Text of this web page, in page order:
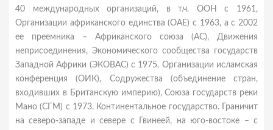
40 международных организаций, в т.ч. ООН с 1961,
Организации африканского единства (ОАЕ) с 1963, а с 2002
ее преемника – Африканского союза (АС), Движения
неприсоединения, Экономического сообщества государств
Западной Африки (ЭКОВАС) c 1975, Организации исламская
конференция (ОИК), Содружества (объединение стран,
входивших в Британскую империю), Союза государств реки
Мано (СГМ) с 1973. Континентальное государство. Граничит
на северо-западе и севере с Гвинеей, на юго-востоке – с